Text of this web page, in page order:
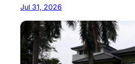
Jul 31, 2026